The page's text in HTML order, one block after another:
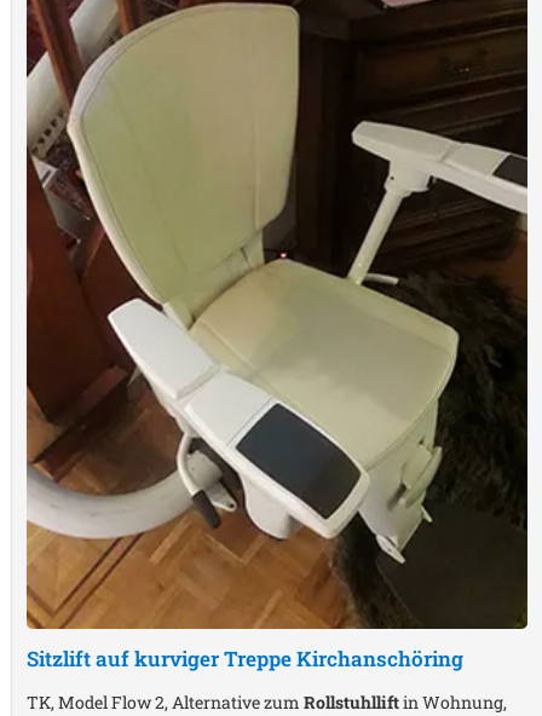
Sitzlift auf kurviger TreppeKirchanschöring
TK, Model Flow 2, Alternative zum Rollstuhlliftin Wohnung,